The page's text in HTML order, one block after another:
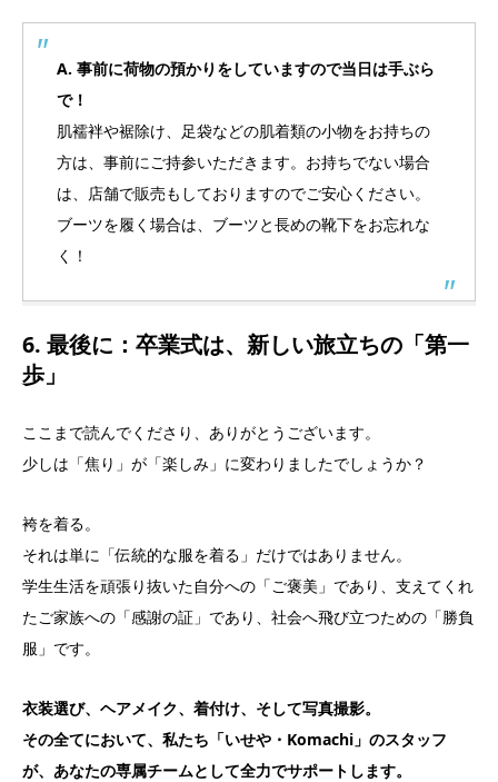
A. 事前に荷物の預かりをしていますので当日は手ぶら
で！
肌襦袢や裾除け、足袋などの肌着類の小物をお持ちの
方は、事前にご持参いただきます。お持ちでない場合
は、店舗で販売もしておりますのでご安心ください。
ブーツを履く場合は、ブーツと長めの靴下をお忘れな
く！
6. 最後に：卒業式は、新しい旅立ちの「第一
歩」
ここまで読んでくださり、ありがとうございます。
少しは「焦り」が「楽しみ」に変わりましたでしょうか？
袴を着る。
それは単に「伝統的な服を着る」だけではありません。
学生生活を頑張り抜いた自分への「ご褒美」であり、支えてくれ
たご家族への「感謝の証」であり、社会へ飛び立つための「勝負
服」です。
衣装選び、ヘアメイク、着付け、そして写真撮影。
その全てにおいて、私たち「いせや・Komachi」のスタッフ
が、あなたの専属チームとして全力でサポートします。